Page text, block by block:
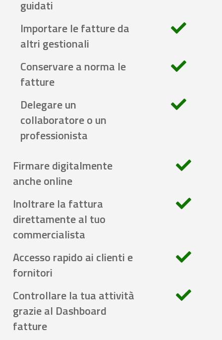
guidati
Importare le fatture da
altri gestionali
Conservare a norma le
fatture
Delegare un
collaboratore o un
professionista
Firmare digitalmente
anche online
Inoltrare la fattura
direttamente al tuo
commercialista
Accesso rapido ai clienti e
fornitori
Controllare la tua attività
grazie al Dashboard
fatture